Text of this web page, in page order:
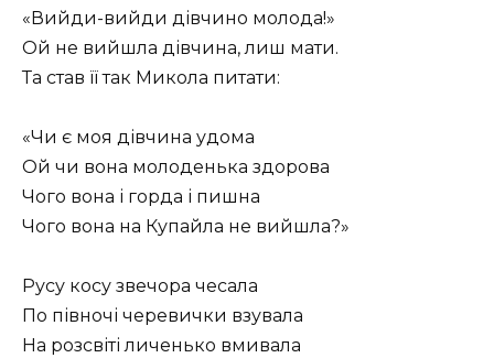
«Вийди-вийди дівчино молода!»
Ой не вийшла дівчина, лиш мати.
Та став її так Микола питати:
«Чи є моя дівчина удома
Ой чи вона молоденька здорова
Чого вона і горда і пишна
Чого вона на Купайла не вийшла?»
Русу косу звечора чесала
По півночі черевички взувала
На розсвіті личенько вмивала